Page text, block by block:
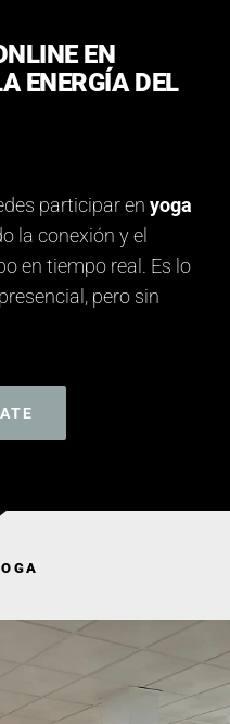
EN
ENERGÍA DEL
participar en yoga
la conexión y el
en tiempo real. Es lo
pero sin